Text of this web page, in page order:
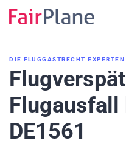
DIE FLUGGASTRECHT
Flugausfall
DE1561